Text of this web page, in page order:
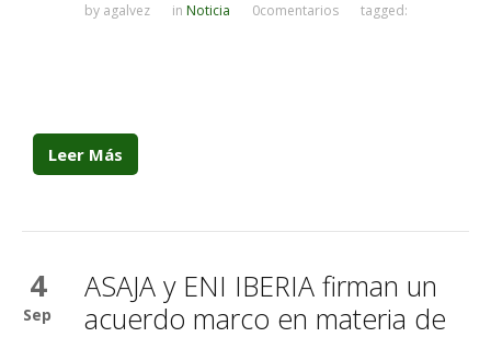
by agalvez in Noticia 0comentarios tagged:
Leer Más
4
Sep
ASAJA y ENI IBERIA firman un
acuerdo marco en materia de